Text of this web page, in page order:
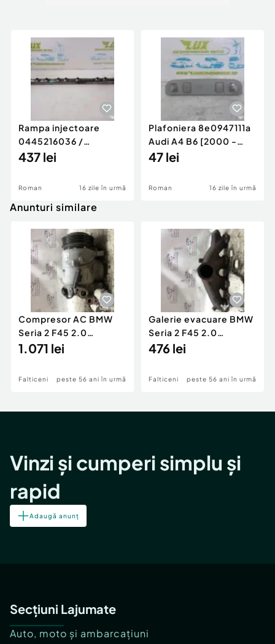
Rampa injectoare
0445216036 /
780542302 3.0 d 313
437 lei
Roman 16 zile în urmă
Plafoniera 8e0947111a
Audi A4 B6 [2000 -
2005]
47 lei
Roman 16 zile în urmă
Anunturi similare
Compresor AC BMW
Seria 2 F45 2.0
Motorina 2016
1.071 lei
Falticeni peste 56 ani în urmă
Galerie evacuare BMW
Seria 2 F45 2.0
Motorina 2016
476 lei
Falticeni peste 56 ani în urmă
Vinzi și cumperi simplu și
rapid
Adaugă anunț
Secțiuni Lajumate
Auto, moto și ambarcațiuni